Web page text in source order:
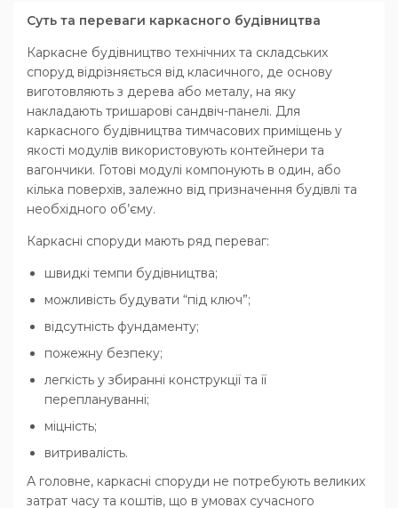
Суть та переваги каркасного будівництва
Каркасне будівництво технічних та складських
споруд відрізняється від класичного, де основу
виготовляють з дерева або металу, на яку
накладають тришарові сандвіч-панелі. Для
каркасного будівництва тимчасових приміщень у
якості модулів використовують контейнери та
вагончики. Готові модулі компонують в один, або
кілька поверхів, залежно від призначення будівлі та
необхідного об’єму.
Каркасні споруди мають ряд переваг:
швидкі темпи будівництва;
можливість будувати “під ключ”;
відсутність фундаменту;
пожежну безпеку;
легкість у збиранні конструкції та її
переплануванні;
міцність;
витривалість.
А головне, каркасні споруди не потребують великих
затрат часу та коштів, що в умовах сучасного